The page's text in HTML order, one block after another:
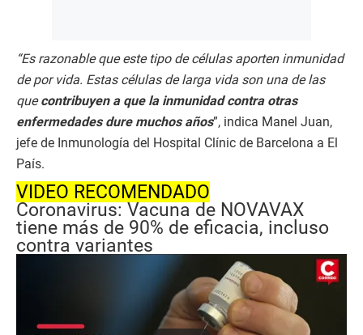
“Es razonable que este tipo de células aporten inmunidad
de por vida. Estas células de larga vida son una de las
quecontribuyen a que la inmunidad contra otras
enfermedades dure muchos años”, indica Manel Juan,
jefe de Inmunología del Hospital Clínic de Barcelona a El
País.
VIDEO RECOMENDADO
Coronavirus: Vacuna de NOVAVAX
tiene más de 90% de eficacia, incluso
contra variantes